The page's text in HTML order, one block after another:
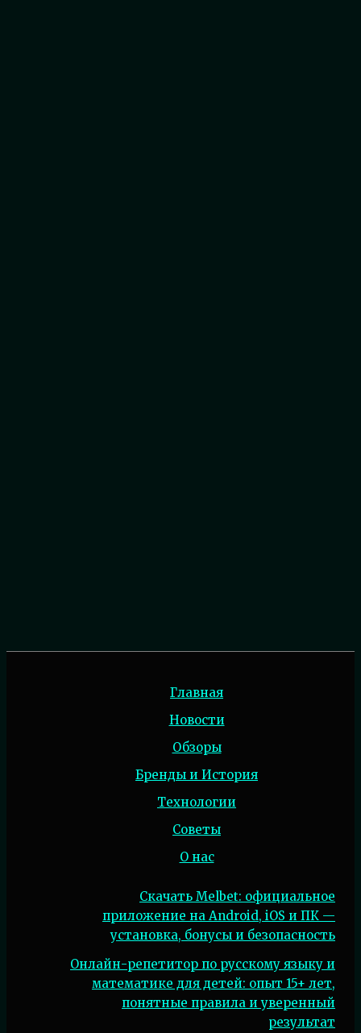
Главная
Новости
Обзоры
Бренды и История
Технологии
Советы
О нас
Скачать Melbet: официальное
приложение на Android, iOS и ПК —
установка, бонусы и безопасность
Онлайн-репетитор по русскому языку и
математике для детей: опыт 15+ лет,
понятные правила и уверенный
результат